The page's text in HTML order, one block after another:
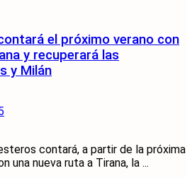
el próximo verano con
y recuperará las
y Milán
contará, a partir de la próxima
una nueva ruta a Tirana, la ...